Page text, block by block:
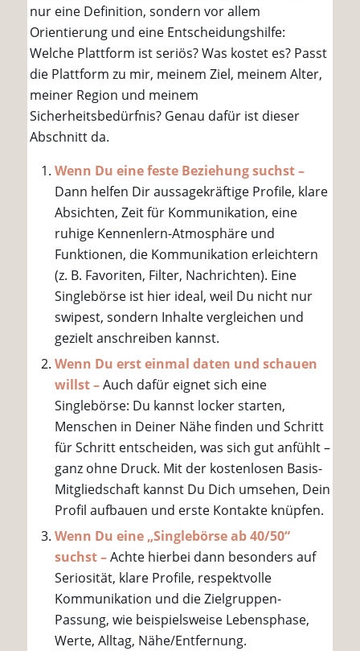
nur eine Definition, sondern vor allem
Orientierung und eine Entscheidungshilfe:
Welche Plattform ist seriös? Was kostet es? Passt
die Plattform zu mir, meinem Ziel, meinem Alter,
meiner Region und meinem
Sicherheitsbedürfnis? Genau dafür ist dieser
Abschnitt da.
Wenn Du eine feste Beziehung suchst –
Dann helfen Dir aussagekräftige Profile, klare
Absichten, Zeit für Kommunikation, eine
ruhige Kennenlern-Atmosphäre und
Funktionen, die Kommunikation erleichtern
(z. B. Favoriten, Filter, Nachrichten). Eine
Singlebörse ist hier ideal, weil Du nicht nur
swipest, sondern Inhalte vergleichen und
gezielt anschreiben kannst.
Wenn Du erst einmal daten und schauen
willst –Auch dafür eignet sich eine
Singlebörse: Du kannst locker starten,
Menschen in Deiner Nähe finden und Schritt
für Schritt entscheiden, was sich gut anfühlt –
ganz ohne Druck. Mit der kostenlosen Basis-
Mitgliedschaft kannst Du Dich umsehen, Dein
Profil aufbauen und erste Kontakte knüpfen.
Wenn Du eine „Singlebörse ab 40/50“
suchst –Achte hierbei dann besonders auf
Seriosität, klare Profile, respektvolle
Kommunikation und die Zielgruppen-
Passung, wie beispielsweise Lebensphase,
Werte, Alltag, Nähe/Entfernung.